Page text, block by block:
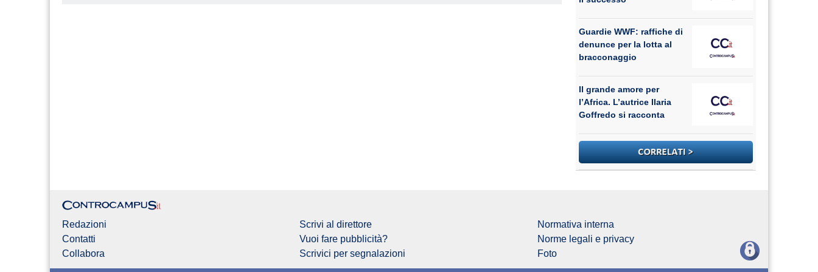
Guardie WWF: raffiche di
denunce per la lotta al
bracconaggio
Il grande amore per
l’Africa. L’autrice Ilaria
Goffredo si racconta
Redazioni
Contatti
Collabora
Scrivi al direttore
Vuoi fare pubblicità?
Scrivici per segnalazioni
Normativa interna
Norme legali e privacy
Foto